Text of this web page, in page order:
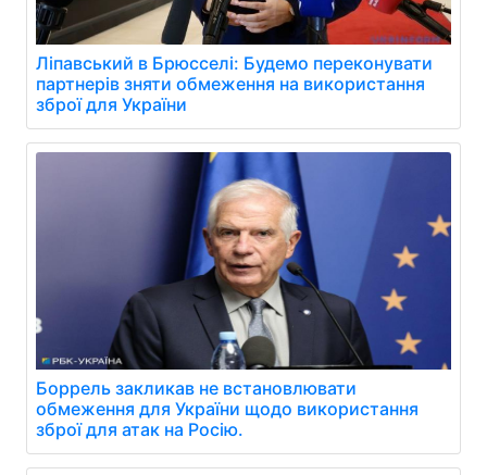
Ліпавський в Брюсселі: Будемо переконувати
партнерів зняти обмеження на використання
зброї для України
Боррель закликав не встановлювати
обмеження для України щодо використання
зброї для атак на Росію.